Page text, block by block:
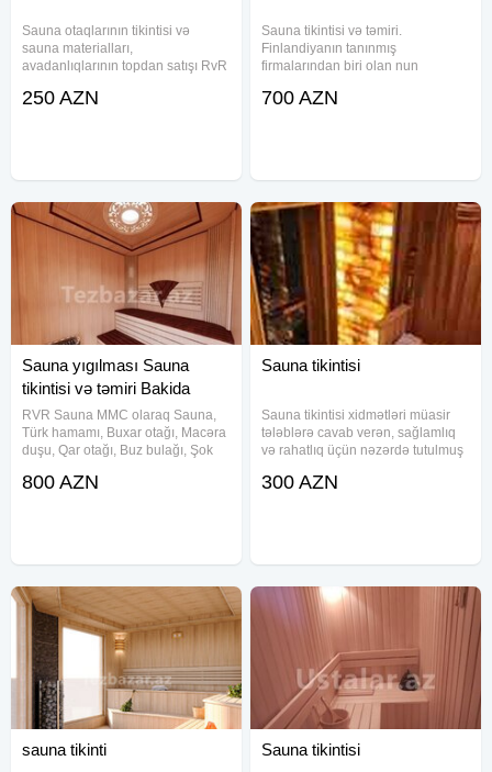
Sauna otaqlarının tikintisi və
sauna materialları,
avadanlıqlarının topdan satışı RvR
təmiri Sauna üçün taxta
250 AZN
Sauna tikintisi və təmiri.
Finlandiyanın tanınmış
firmalarından biri olan nun
RvRSaunaMMC Sauna və
700 AZN
Sauna yıgılması Sauna
tikintisi və təmiri Bakida
RVR Sauna MMC olaraq Sauna,
Türk hamamı, Buxar otağı, Macəra
duşu, Qar otağı, Buz bulağı, Şok
quraşdırılması, texniki xidməti,
800 AZN
Sauna tikintisi
Sauna tikintisi xidmətləri müasir
tələblərə cavab verən, sağlamlıq
və rahatlıq üçün nəzərdə tutulmuş
edir. Bu xidmət çərçivəsində sauna
300 AZN
sauna tikinti Sauna tikintisi